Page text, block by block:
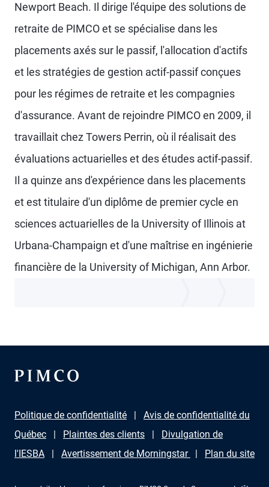
Newport Beach. Il dirige l'équipe des solutions de
retraite de PIMCO et se spécialise dans les
placements axés sur le passif, l'allocation d'actifs
et les stratégies de gestion actif-passif conçues
pour les régimes de retraite et les compagnies
d'assurance. Avant de rejoindre PIMCO en 2009, il
travaillait chez Towers Perrin, où il réalisait des
évaluations actuarielles et des études actif-passif.
Il a quinze ans d'expérience dans les placements
et est titulaire d'un diplôme de premier cycle en
sciences actuarielles de la University of Illinois at
Urbana-Champaign et d'une maîtrise en ingénierie
financière de la University of Michigan, Ann Arbor.
Politique de confidentialité
Avis de confidentialité du
Québec
Plaintes des clients
Divulgation de
l'IESBA
Avertissement de Morningstar Plan du site